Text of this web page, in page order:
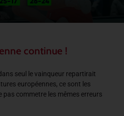
continue !
seul le vainqueur repartirait
européennes, ce sont les
commetre les mêmes erreurs